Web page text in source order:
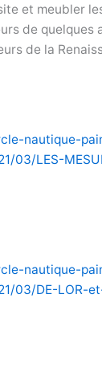
et meubler
de quelques
de la
nautique-
03/LES-
nautique-
03/DE-LOR-